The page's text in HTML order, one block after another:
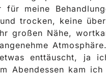
für meine
trocken, keine
großen Nähe,
enttäuscht, ja
Abendessen kam